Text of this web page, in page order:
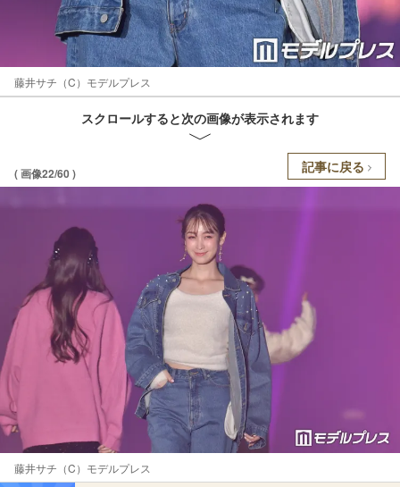
藤井サチ（C）モデルプレス
スクロールすると次の画像が表示されます
( 画像22/60 ) 記事に戻る
藤井サチ（C）モデルプレス